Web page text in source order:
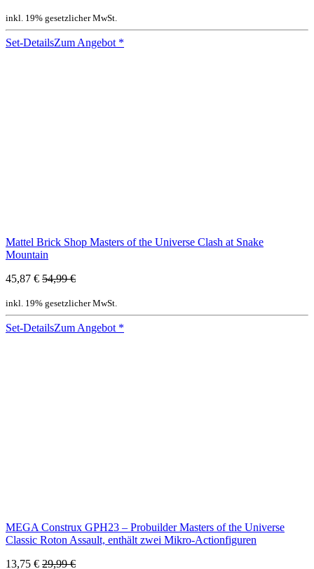
inkl. 19% gesetzlicher MwSt.
Set-DetailsZum Angebot *
Mattel Brick Shop Masters of the Universe Clash at Snake
Mountain
45,87 € 54,99 €
inkl. 19% gesetzlicher MwSt.
Set-DetailsZum Angebot *
MEGA Construx GPH23 – Probuilder Masters of the Universe
Classic Roton Assault, enthält zwei Mikro-Actionfiguren
13,75 € 29,99 €